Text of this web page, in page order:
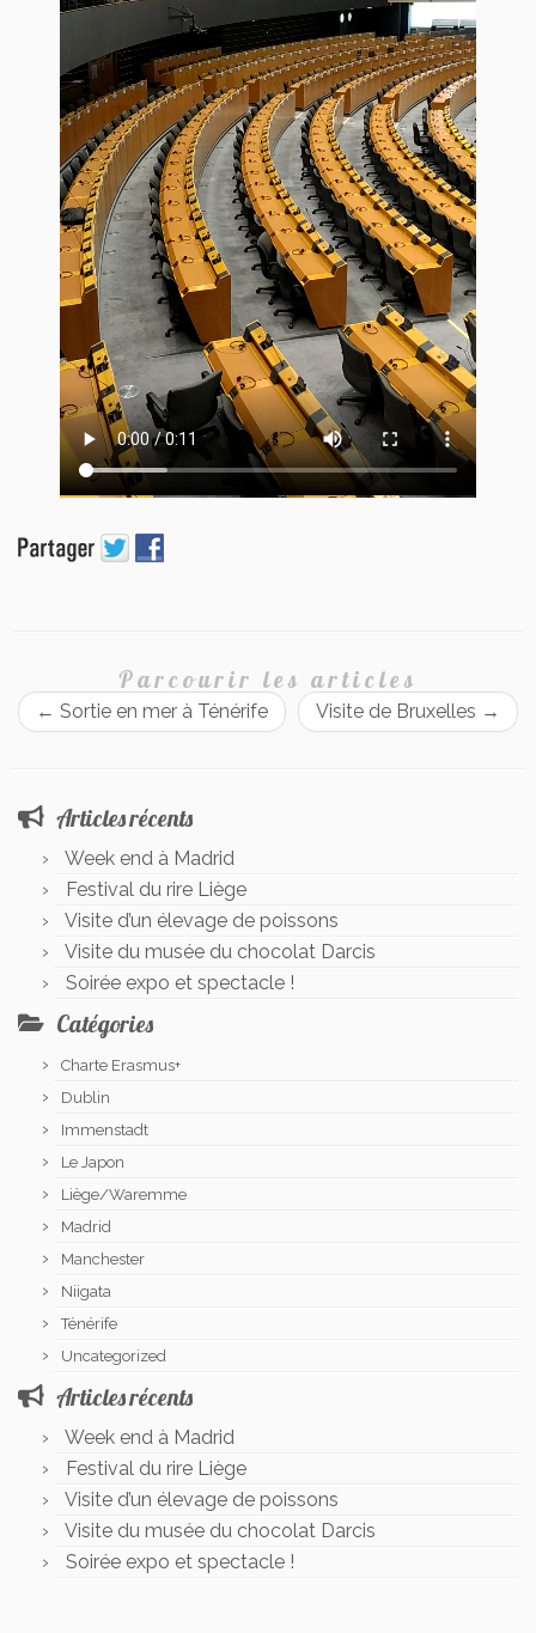
Parcourir les articles
← Sortie en mer à Ténérife Visite de Bruxelles →
Articles récents
Week end à Madrid
Festival du rire Liège
Visite d’un élevage de poissons
Visite du musée du chocolat Darcis
Soirée expo et spectacle !
Catégories
Charte Erasmus+
Dublin
Immenstadt
Le Japon
Liège/Waremme
Madrid
Manchester
Niigata
Ténérife
Uncategorized
Articles récents
Week end à Madrid
Festival du rire Liège
Visite d’un élevage de poissons
Visite du musée du chocolat Darcis
Soirée expo et spectacle !